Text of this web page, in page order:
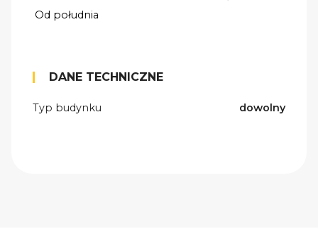
Od południa
DANE TECHNICZNE
Typ budynku dowolny